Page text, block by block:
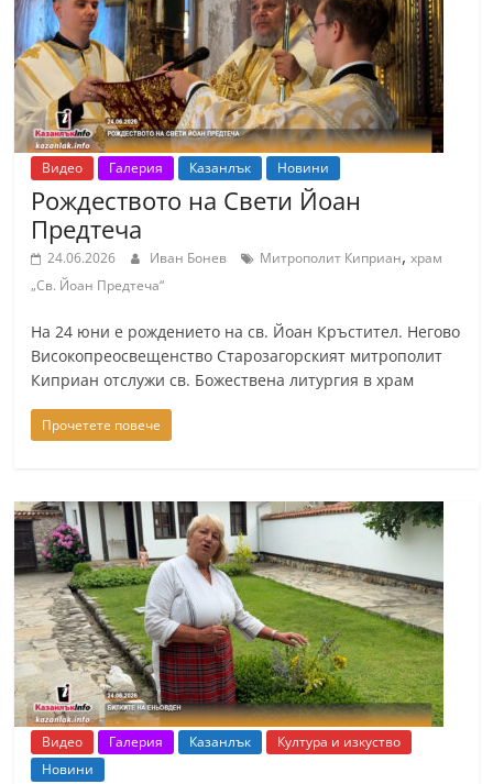
Видео Галерия Казанлък Новини
Рождеството на Свети Йоан
Предтеча
24.06.2026 Иван Бонев Митрополит Киприан,храм
„Св. Йоан Предтеча“
На 24 юни е рождението на св. Йоан Кръстител. Негово
Високопреосвещенство Старозагорският митрополит
Киприан отслужи св. Божествена литургия в храм
Прочетете повече
Видео Галерия Казанлък
Култура и изкуство
Новини